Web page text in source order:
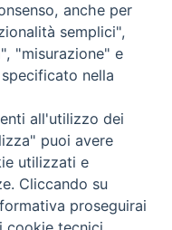
diritti riservati - Vita
Torna
anche per
semplici",
"misurazione" e
nella
all'utilizzo dei
puoi avere
utilizzati e
Cliccando su
proseguirai